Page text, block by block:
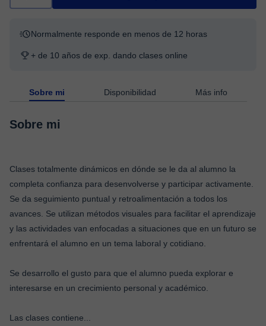
Normalmente responde en menos de 12 horas
+ de 10 años de exp. dando clases online
Sobre mi Disponibilidad Más info
Sobre mi
Clases totalmente dinámicos en dónde se le da al alumno la
completa confianza para desenvolverse y participar activamente.
Se da seguimiento puntual y retroalimentación a todos los
avances. Se utilizan métodos visuales para facilitar el aprendizaje
y las actividades van enfocadas a situaciones que en un futuro se
enfrentará el alumno en un tema laboral y cotidiano.
Se desarrollo el gusto para que el alumno pueda explorar e
interesarse en un crecimiento personal y académico.
Las clases contiene